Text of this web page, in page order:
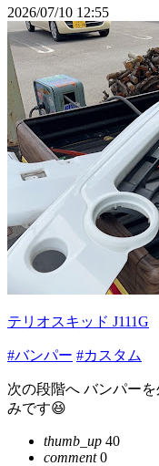
2026/07/10 12:55
テリオスキッド J111G
#バンパー #カスタム
次の段階へ バンパー
みです😆
thumb_up 40
comment0